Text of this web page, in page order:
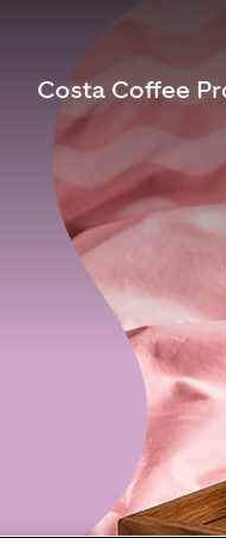
Costa Coffee